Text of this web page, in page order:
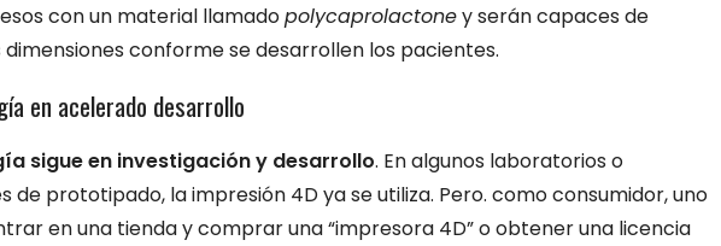
con un material llamadopolycaprolactoney serán capaces de
conforme se desarrollen los pacientes.
en acelerado desarrollo
sigue en investigación y desarrollo. En algunos laboratorios o
de prototipado, la impresión 4D ya se utiliza. Pero. como consumidor, uno
en una tienda y comprar una “impresora 4D” o obtener una licencia